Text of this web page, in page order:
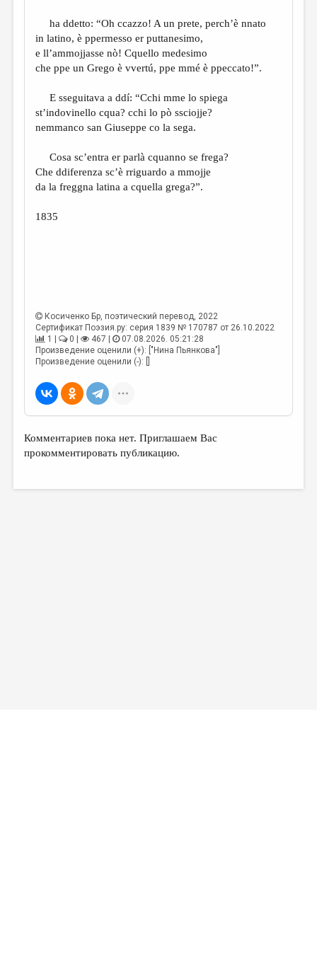
МАЛАЯ ПРОЗА
ЭССЕИСТИКА
ЛИТЕРАТУРОВЕДЕНИЕ
КУЛЬТУРОВЕДЕНИЕ
ПУБЛИЦИСТИКА
РЕЦЕНЗИРОВАНИЕ
ЦИКЛЫ ПУБЛИКАЦИЙ
ha ddetto: “Oh ccazzo! A un prete, perch’è nnato
in latino, è ppermesso er puttanesimo,
e ll’ammojjasse nò! Cquello medesimo
che ppe un Grego è vvertú, ppe mmé è ppeccato!”.
E sseguitava a ddí: “Cchi mme lo spiega
st’indovinello cqua? cchi lo pò ssciojje?
nemmanco san Giuseppe co la sega.
Cosa sc’entra er parlà cquanno se frega?
Che ddiferenza sc’è rriguardo a mmojje
da la freggna latina a cquella grega?”.
1835
Косиченко Бр, поэтический перевод, 2022
Сертификат Поэзия.ру: серия 1839 № 170787 от 26.10.2022
1 |
0 | 467 |
07.08.2026. 05:21:28
Произведение оценили (+): ["Нина Пьянкова"]
Произведение оценили (-): []
Комментариев пока нет. Приглашаем Вас
прокомментировать публикацию.